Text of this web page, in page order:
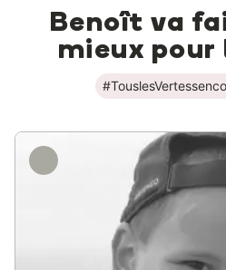
Benoît va
mieux pour